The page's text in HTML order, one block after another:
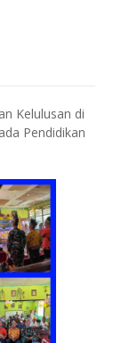
Kelulusan di
Pendidikan